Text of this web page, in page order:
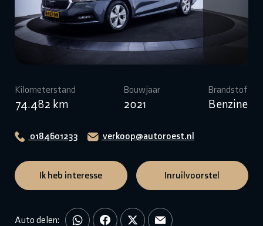
Kilometerstand
74.482 km
Bouwjaar
2021
Brandstof
Benzine
0184601233 verkoop@autoroest.nl
Ik heb interesse Inruilvoorstel
Auto delen: